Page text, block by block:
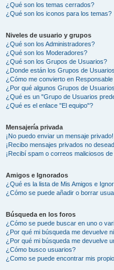
¿Qué son los temas cerrados?
¿Qué son los iconos para los temas?
Niveles de usuario y grupos
¿Qué son los Administradores?
¿Qué son los Moderadores?
¿Qué son los Grupos de Usuarios?
¿Donde están los Grupos de
¿Cómo me convierto en
¿Por qué algunos Grupos de
¿Qué es un "Grupo de Usuarios
¿Qué es el enlace "El equipo"?
Mensajería privada
¡No puedo enviar un mensaje privado!
¡Recibo mensajes privados no
¡Recibí spam o correos maliciosos
Amigos e Ignorados
¿Qué es la lista de Mis Amigos e
¿Cómo se puede añadir o borrar
Búsqueda en los foros
¿Cómo se puede buscar en uno o
¿Por qué mi búsqueda me devuelve
¿Por qué mi búsqueda me devuelve
¿Cómo busco usuarios?
¿Como se puede encontrar mis